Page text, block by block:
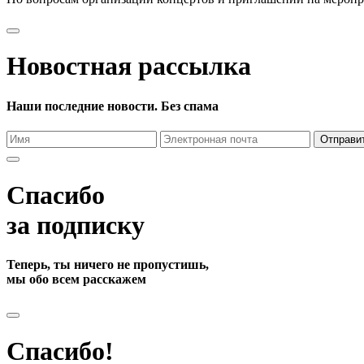
Новостная рассылка
Наши последние новости. Без спама
Спасибо
за подписку
Теперь, ты ничего не пропустишь,
мы обо всем расскажем
Спасибо!